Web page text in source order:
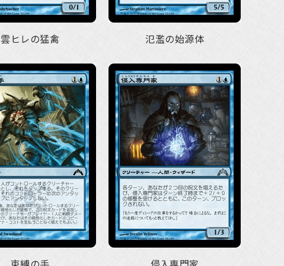
雲ヒレの猛禽 氾濫の始源体